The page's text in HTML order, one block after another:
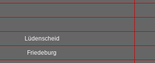
Lüdenscheid
Friedeburg